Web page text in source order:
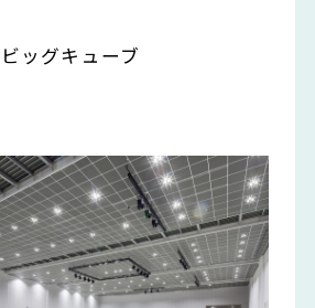
ビッグキューブ